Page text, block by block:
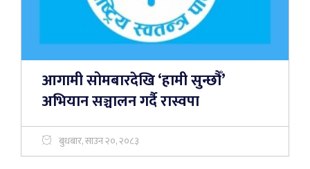
आगामी सोमबारदेखि ‘हामी सुन्छौँ’
अभियान सञ्चालन गर्दै रास्वपा
बुधबार, साउन २०, २०८३